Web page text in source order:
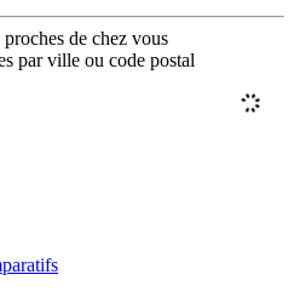
de chez vous
par ville ou code postal